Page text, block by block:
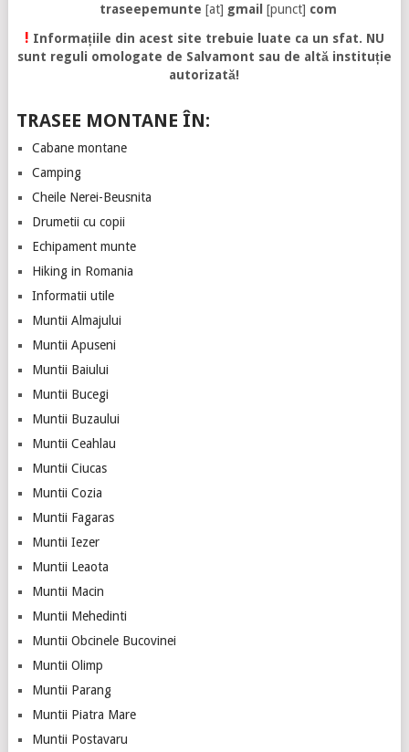
traseepemunte [at] gmail [punct] com
! Informațiile din acest site trebuie luate ca un sfat. NU
sunt reguli omologate de Salvamont sau de altă instituție
autorizată!
TRASEE MONTANE ÎN:
Cabane montane
Camping
Cheile Nerei-Beusnita
Drumetii cu copii
Echipament munte
Hiking in Romania
Informatii utile
Muntii Almajului
Muntii Apuseni
Muntii Baiului
Muntii Bucegi
Muntii Buzaului
Muntii Ceahlau
Muntii Ciucas
Muntii Cozia
Muntii Fagaras
Muntii Iezer
Muntii Leaota
Muntii Macin
Muntii Mehedinti
Muntii Obcinele Bucovinei
Muntii Olimp
Muntii Parang
Muntii Piatra Mare
Muntii Postavaru